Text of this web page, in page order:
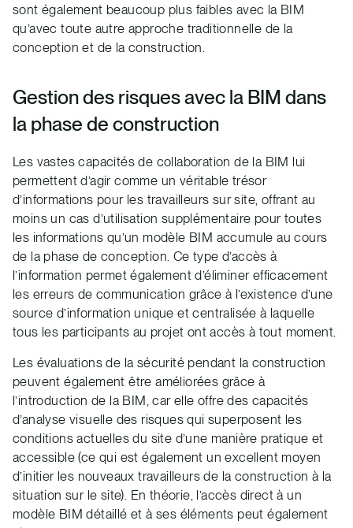
sont également beaucoup plus faibles avec la BIM
qu’avec toute autre approche traditionnelle de la
conception et de la construction.
Gestion des risques avec la BIM dans
la phase de construction
Les vastes capacités de collaboration de la BIM lui
permettent d’agir comme un véritable trésor
d’informations pour les travailleurs sur site, offrant au
moins un cas d’utilisation supplémentaire pour toutes
les informations qu’un modèle BIM accumule au cours
de la phase de conception. Ce type d’accès à
l’information permet également d’éliminer efficacement
les erreurs de communication grâce à l’existence d’une
source d’information unique et centralisée à laquelle
tous les participants au projet ont accès à tout moment.
Les évaluations de la sécurité pendant la construction
peuvent également être améliorées grâce à
l’introduction de la BIM, car elle offre des capacités
d’analyse visuelle des risques qui superposent les
conditions actuelles du site d’une manière pratique et
accessible (ce qui est également un excellent moyen
d’initier les nouveaux travailleurs de la construction à la
situation sur le site). En théorie, l’accès direct à un
modèle BIM détaillé et à ses éléments peut également